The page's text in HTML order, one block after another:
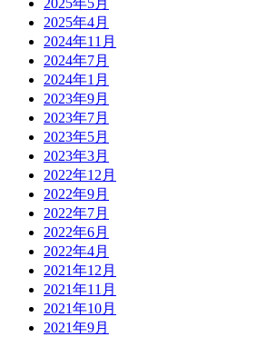
2025年5月
2025年4月
2024年11月
2024年7月
2024年1月
2023年9月
2023年7月
2023年5月
2023年3月
2022年12月
2022年9月
2022年7月
2022年6月
2022年4月
2021年12月
2021年11月
2021年10月
2021年9月